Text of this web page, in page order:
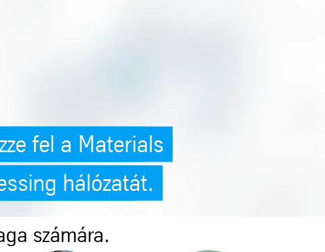
cross-site-scripting-xss)
fel a Materials
hálózatát.
számára.